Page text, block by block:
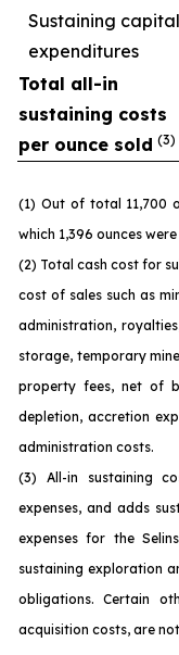
Sustaining capital
expenditures
Total all-in
sustaining costs
per ounce sold (3)
(1) Out of total 11,700
which 1,396 ounces
(2) Total cash cost for
cost of sales such as
administration,
storage, temporary
property fees, net of
depletion, accretion
administration costs.
(3) All-in sustaining
expenses, and adds
expenses for the
sustaining exploration
obligations. Certain
acquisition costs, are